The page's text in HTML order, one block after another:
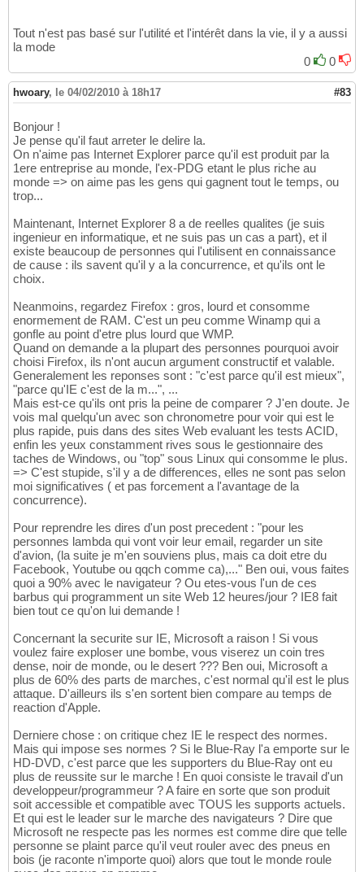
Tout n'est pas basé sur l'utilité et l'intérêt dans la vie, il y a aussi
la mode
0
0
hwoary, le 04/02/2010 à 18h17 #83
Bonjour !
Je pense qu'il faut arreter le delire la.
On n'aime pas Internet Explorer parce qu'il est produit par la
1ere entreprise au monde, l'ex-PDG etant le plus riche au
monde => on aime pas les gens qui gagnent tout le temps, ou
trop...
Maintenant, Internet Explorer 8 a de reelles qualites (je suis
ingenieur en informatique, et ne suis pas un cas a part), et il
existe beaucoup de personnes qui l'utilisent en connaissance
de cause : ils savent qu'il y a la concurrence, et qu'ils ont le
choix.
Neanmoins, regardez Firefox : gros, lourd et consomme
enormement de RAM. C'est un peu comme Winamp qui a
gonfle au point d'etre plus lourd que WMP.
Quand on demande a la plupart des personnes pourquoi avoir
choisi Firefox, ils n'ont aucun argument constructif et valable.
Generalement les reponses sont : "c'est parce qu'il est mieux",
"parce qu'IE c'est de la m...", ...
Mais est-ce qu'ils ont pris la peine de comparer ? J'en doute. Je
vois mal quelqu'un avec son chronometre pour voir qui est le
plus rapide, puis dans des sites Web evaluant les tests ACID,
enfin les yeux constamment rives sous le gestionnaire des
taches de Windows, ou "top" sous Linux qui consomme le plus.
=> C'est stupide, s'il y a de differences, elles ne sont pas selon
moi significatives ( et pas forcement a l'avantage de la
concurrence).
Pour reprendre les dires d'un post precedent : "pour les
personnes lambda qui vont voir leur email, regarder un site
d'avion, (la suite je m'en souviens plus, mais ca doit etre du
Facebook, Youtube ou qqch comme ca),..." Ben oui, vous faites
quoi a 90% avec le navigateur ? Ou etes-vous l'un de ces
barbus qui programment un site Web 12 heures/jour ? IE8 fait
bien tout ce qu'on lui demande !
Concernant la securite sur IE, Microsoft a raison ! Si vous
voulez faire exploser une bombe, vous viserez un coin tres
dense, noir de monde, ou le desert ??? Ben oui, Microsoft a
plus de 60% des parts de marches, c'est normal qu'il est le plus
attaque. D'ailleurs ils s'en sortent bien compare au temps de
reaction d'Apple.
Derniere chose : on critique chez IE le respect des normes.
Mais qui impose ses normes ? Si le Blue-Ray l'a emporte sur le
HD-DVD, c'est parce que les supporters du Blue-Ray ont eu
plus de reussite sur le marche ! En quoi consiste le travail d'un
developpeur/programmeur ? A faire en sorte que son produit
soit accessible et compatible avec TOUS les supports actuels.
Et qui est le leader sur le marche des navigateurs ? Dire que
Microsoft ne respecte pas les normes est comme dire que telle
personne se plaint parce qu'il veut rouler avec des pneus en
bois (je raconte n'importe quoi) alors que tout le monde roule